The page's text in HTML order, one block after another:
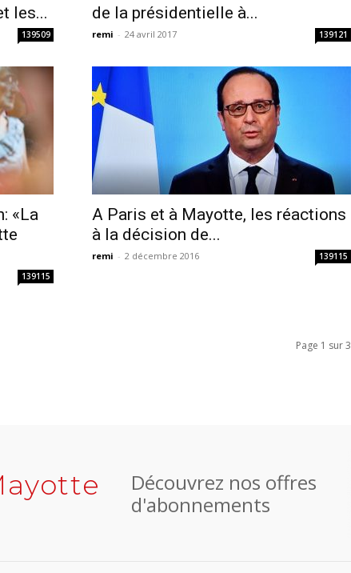
les...
139509
de la présidentielle à...
remi - 24 avril 2017 139121
«La
139115
A Paris et à Mayotte, les réactions
à la décision de...
remi - 2 décembre 2016 139115
Page 1 sur 3
Découvrez nos offres
d'abonnements